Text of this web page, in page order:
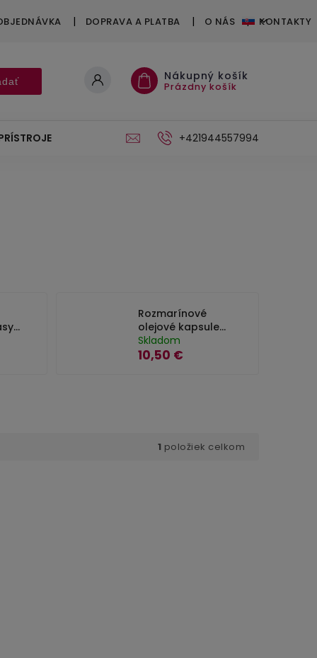
DOPRAVA A PLATBA O NÁS KONTAKTY
Nákupný košík
Prázdny košík
DARČEKOVÉ POUKÁŽKY STOJAN
+421944557994
Rozmarínové
olejové kapsule
na vlasy Aliver -
40 ks
Skladom
10,50 €
1 položiek celkom